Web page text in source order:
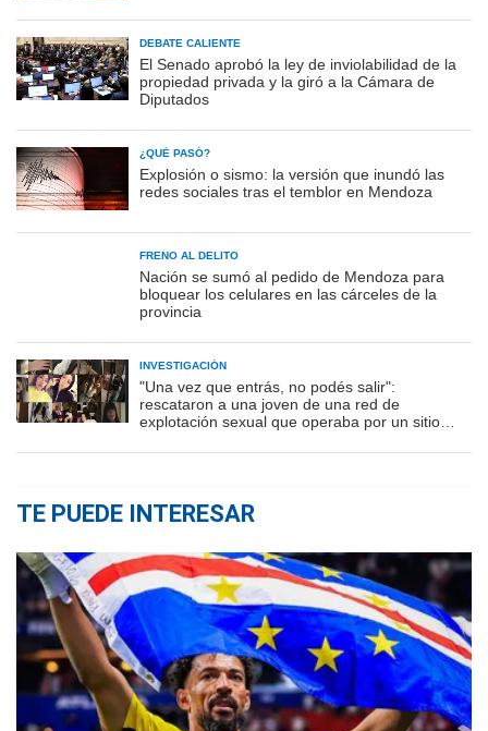
DEBATE CALIENTE
El Senado aprobó la ley de inviolabilidad de la
propiedad privada y la giró a la Cámara de
Diputados
¿QUÉ PASÓ?
Explosión o sismo: la versión que inundó las
redes sociales tras el temblor en Mendoza
FRENO AL DELITO
Nación se sumó al pedido de Mendoza para
bloquear los celulares en las cárceles de la
provincia
INVESTIGACIÓN
"Una vez que entrás, no podés salir":
rescataron a una joven de una red de
explotación sexual que operaba por un sitio
TE PUEDE INTERESAR